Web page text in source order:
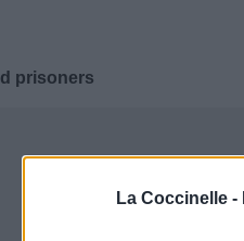
La Coccinelle -
prisoners